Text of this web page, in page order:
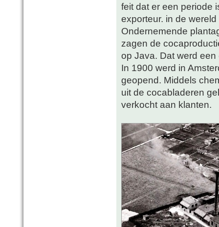
feit dat er een periode
exporteur. in de wereld
Ondernemende
zagen de
op Java. Dat werd
In 1900 werd in
geopend. Middels
uit de cocabladeren
verkocht aan klanten.